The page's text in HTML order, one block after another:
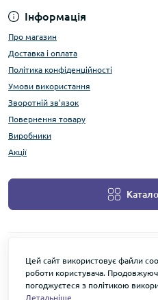
Інформація
Про магазин
Доставка і оплата
Політика конфіденційності
Умови використання
Зворотній зв'язок
Повернення товару
Виробники
Акції
Цей сайт використовує файли
роботи користувача.
погоджуєтеся з політикою
Детальніше